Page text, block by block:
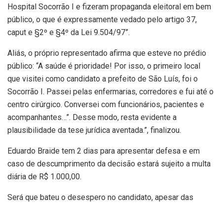
Hospital Socorrão I e fizeram propaganda eleitoral em bem
público, o que é expressamente vedado pelo artigo 37,
caput e §2º e §4º da Lei 9.504/97”.
Aliás, o próprio representado afirma que esteve no prédio
público: “A saúde é prioridade! Por isso, o primeiro local
que visitei como candidato a prefeito de São Luís, foi o
Socorrão I. Passei pelas enfermarias, corredores e fui até o
centro cirúrgico. Conversei com funcionários, pacientes e
acompanhantes…”. Desse modo, resta evidente a
plausibilidade da tese jurídica aventada.”, finalizou.
Eduardo Braide tem 2 dias para apresentar defesa e em
caso de descumprimento da decisão estará sujeito a multa
diária de R$ 1.000,00.
Será que bateu o desespero no candidato, apesar das